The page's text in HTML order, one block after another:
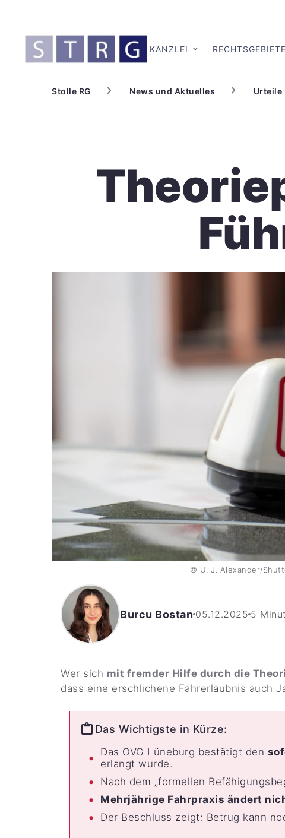
KANZLEI RECHTSGEBIETE
Stolle RG News und Aktuelles Urteile
© U. J. Alexander/
Burcu Bostan 05.12.2025 5
Wer sich mit fremder Hilfe durch die
dass eine erschlichene Fahrerlaubnis auch
Das Wichtigste in Kürze:
Das OVG Lüneburg bestätigt den
erlangt wurde.
Nach dem „formellen
Mehrjährige Fahrpraxis ändert
Der Beschluss zeigt: Betrug kann